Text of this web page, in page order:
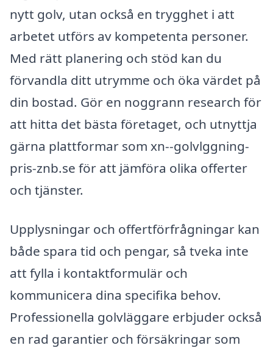
nytt golv, utan också en trygghet i att
arbetet utförs av kompetenta personer.
Med rätt planering och stöd kan du
förvandla ditt utrymme och öka värdet på
din bostad. Gör en noggrann research för
att hitta det bästa företaget, och utnyttja
gärna plattformar som xn--golvlggning-
pris-znb.se för att jämföra olika offerter
och tjänster.
Upplysningar och offertförfrågningar kan
både spara tid och pengar, så tveka inte
att fylla i kontaktformulär och
kommunicera dina specifika behov.
Professionella golvläggare erbjuder också
en rad garantier och försäkringar som